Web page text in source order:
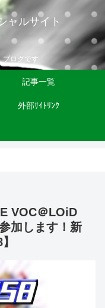
ャルサイト
ブログです
記事一覧
外部ｻｲﾄﾘﾝｸ
VOC＠LOiD
加します！新